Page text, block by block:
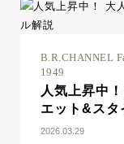
B.R.CHANNEL
1949
人気上昇中
エット&スタ
2026.03.29